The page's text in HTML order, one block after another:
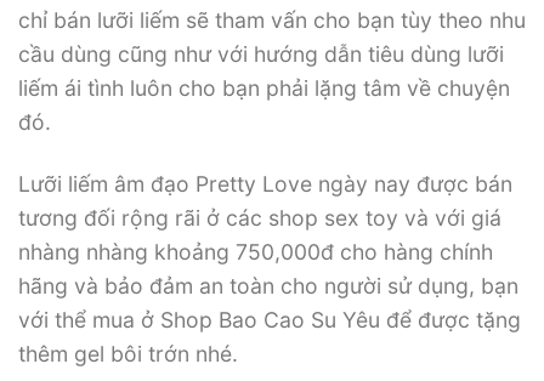
chỉ bán lưỡi liếm sẽ tham vấn cho bạn tùy theo nhu
cầu dùng cũng như với hướng dẫn tiêu dùng lưỡi
liếm ái tình luôn cho bạn phải lặng tâm về chuyện
đó.
Lưỡi liếm âm đạo Pretty Love ngày nay được bán
tương đối rộng rãi ở các shop sex toy và với giá
nhàng nhàng khoảng 750,000đ cho hàng chính
hãng và bảo đảm an toàn cho người sử dụng, bạn
với thể mua ở Shop Bao Cao Su Yêu để được tặng
thêm gel bôi trớn nhé.